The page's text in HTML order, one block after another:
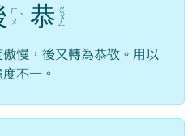
ㄏ
ㄡ ˋ 恭 ㄍ
ㄨ
ㄥ
慢，後又轉為恭敬。用以
不一。